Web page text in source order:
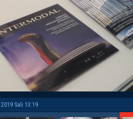
Salı 13:19